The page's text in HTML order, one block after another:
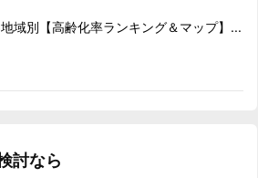
域別【高齢化率ランキング＆マップ】...
討なら